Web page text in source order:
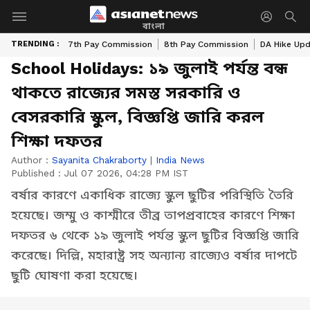
বাংলা
TRENDING : 7th Pay Commission 8th Pay Commission DA Hike
School Holidays: ১৯ জুলাই পর্যন্ত বন্ধ
থাকতে রাজ্যের সমস্ত সরকারি ও
বেসরকারি স্কুল, বিজ্ঞপ্তি জারি করল
শিক্ষা দফতর
Author : Sayanita Chakraborty | India News
Published : Jul 07 2026, 04:28 PM IST
বর্ষার কারণে একাধিক রাজ্যে স্কুল ছুটির পরিস্থিতি তৈরি
হয়েছে। জম্মু ও কাশ্মীরে তীব্র তাপপ্রবাহের কারণে শিক্ষা
দফতর ৬ থেকে ১৯ জুলাই পর্যন্ত স্কুল ছুটির বিজ্ঞপ্তি জারি
করেছে। দিল্লি, মহারাষ্ট্র সহ অন্যান্য রাজ্যেও বর্ষার দাপটে
ছুটি ঘোষণা করা হয়েছে।